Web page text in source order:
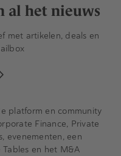
al het nieuws
met artikelen, deals en
platform en community
Finance, Private
evenementen, een
en het M&A